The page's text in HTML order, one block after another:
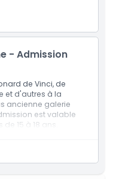
- Admission
de Vinci, de
et d'autres à la
ancienne galerie
est valable
15 à 18 ans.